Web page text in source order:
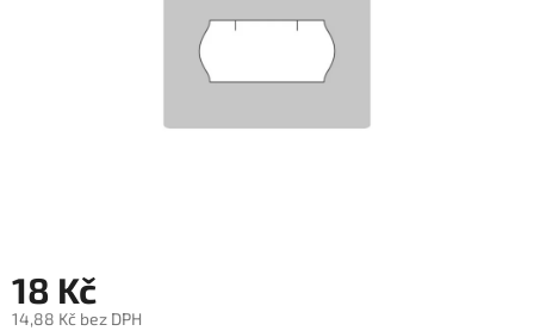
18 Kč
14,88 Kč bez DPH